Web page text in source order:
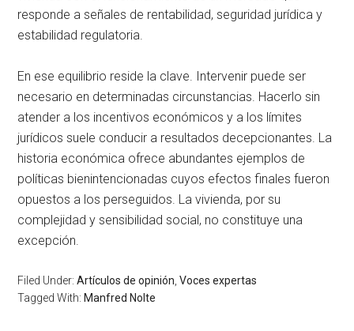
responde a señales de rentabilidad, seguridad jurídica y
estabilidad regulatoria.
En ese equilibrio reside la clave. Intervenir puede ser
necesario en determinadas circunstancias. Hacerlo sin
atender a los incentivos económicos y a los límites
jurídicos suele conducir a resultados decepcionantes. La
historia económica ofrece abundantes ejemplos de
políticas bienintencionadas cuyos efectos finales fueron
opuestos a los perseguidos. La vivienda, por su
complejidad y sensibilidad social, no constituye una
excepción.
Filed Under:Artículos de opinión ,Voces expertas
Tagged With: Manfred Nolte